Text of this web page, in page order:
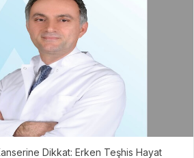
Dikkat: Erken Teşhis Hayat